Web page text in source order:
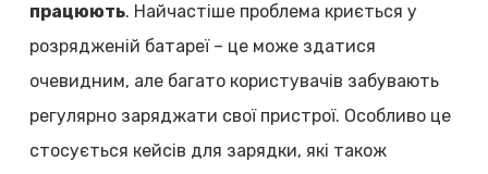
працюють. Найчастіше проблема криється у
розрядженій батареї – це може здатися
очевидним, але багато користувачів забувають
регулярно заряджати свої пристрої. Особливо це
стосується кейсів для зарядки, які також